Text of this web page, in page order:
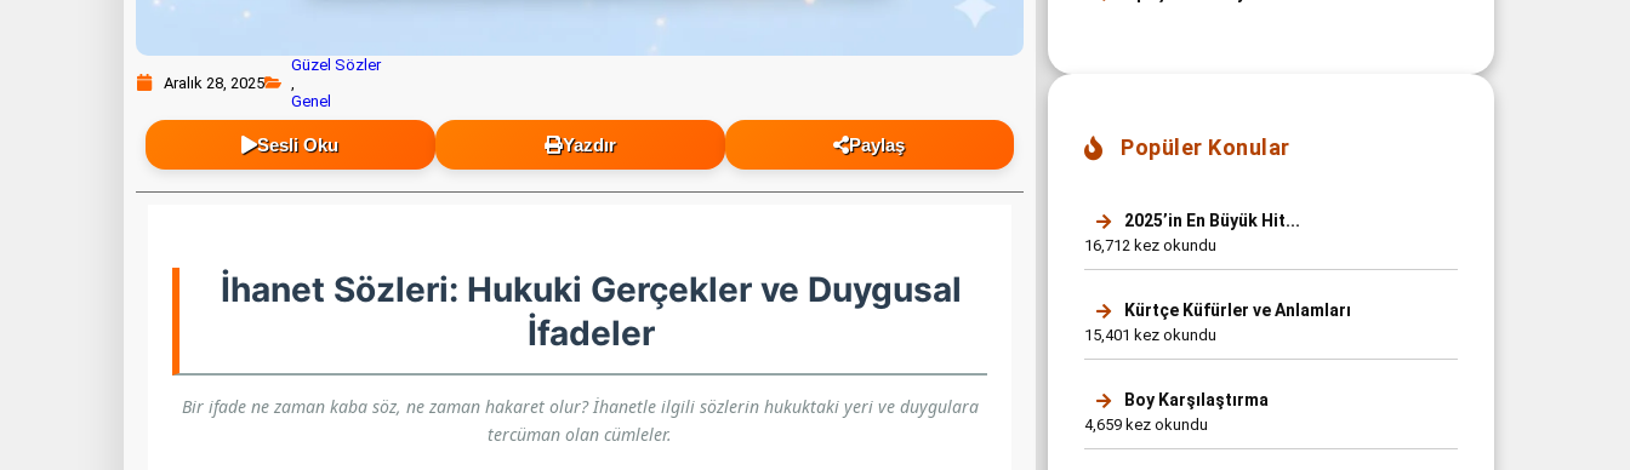
Aralık 28, 2025
Güzel Sözler
Genel
Sesli Oku Yazdır Paylaş
İhanet Sözleri: Hukuki Gerçekler ve Duygusal
İfadeler
Bir ifade ne zaman kaba söz, ne zaman hakaret olur? İhanetle ilgili sözlerin hukuktaki yeri ve duygulara
tercüman olan cümleler.
Popüler Konular
2025’in En Büyük Hit...
16,712 kez okundu
Kürtçe Küfürler ve Anlamları
15,401 kez okundu
Boy Karşılaştırma
4,659 kez okundu